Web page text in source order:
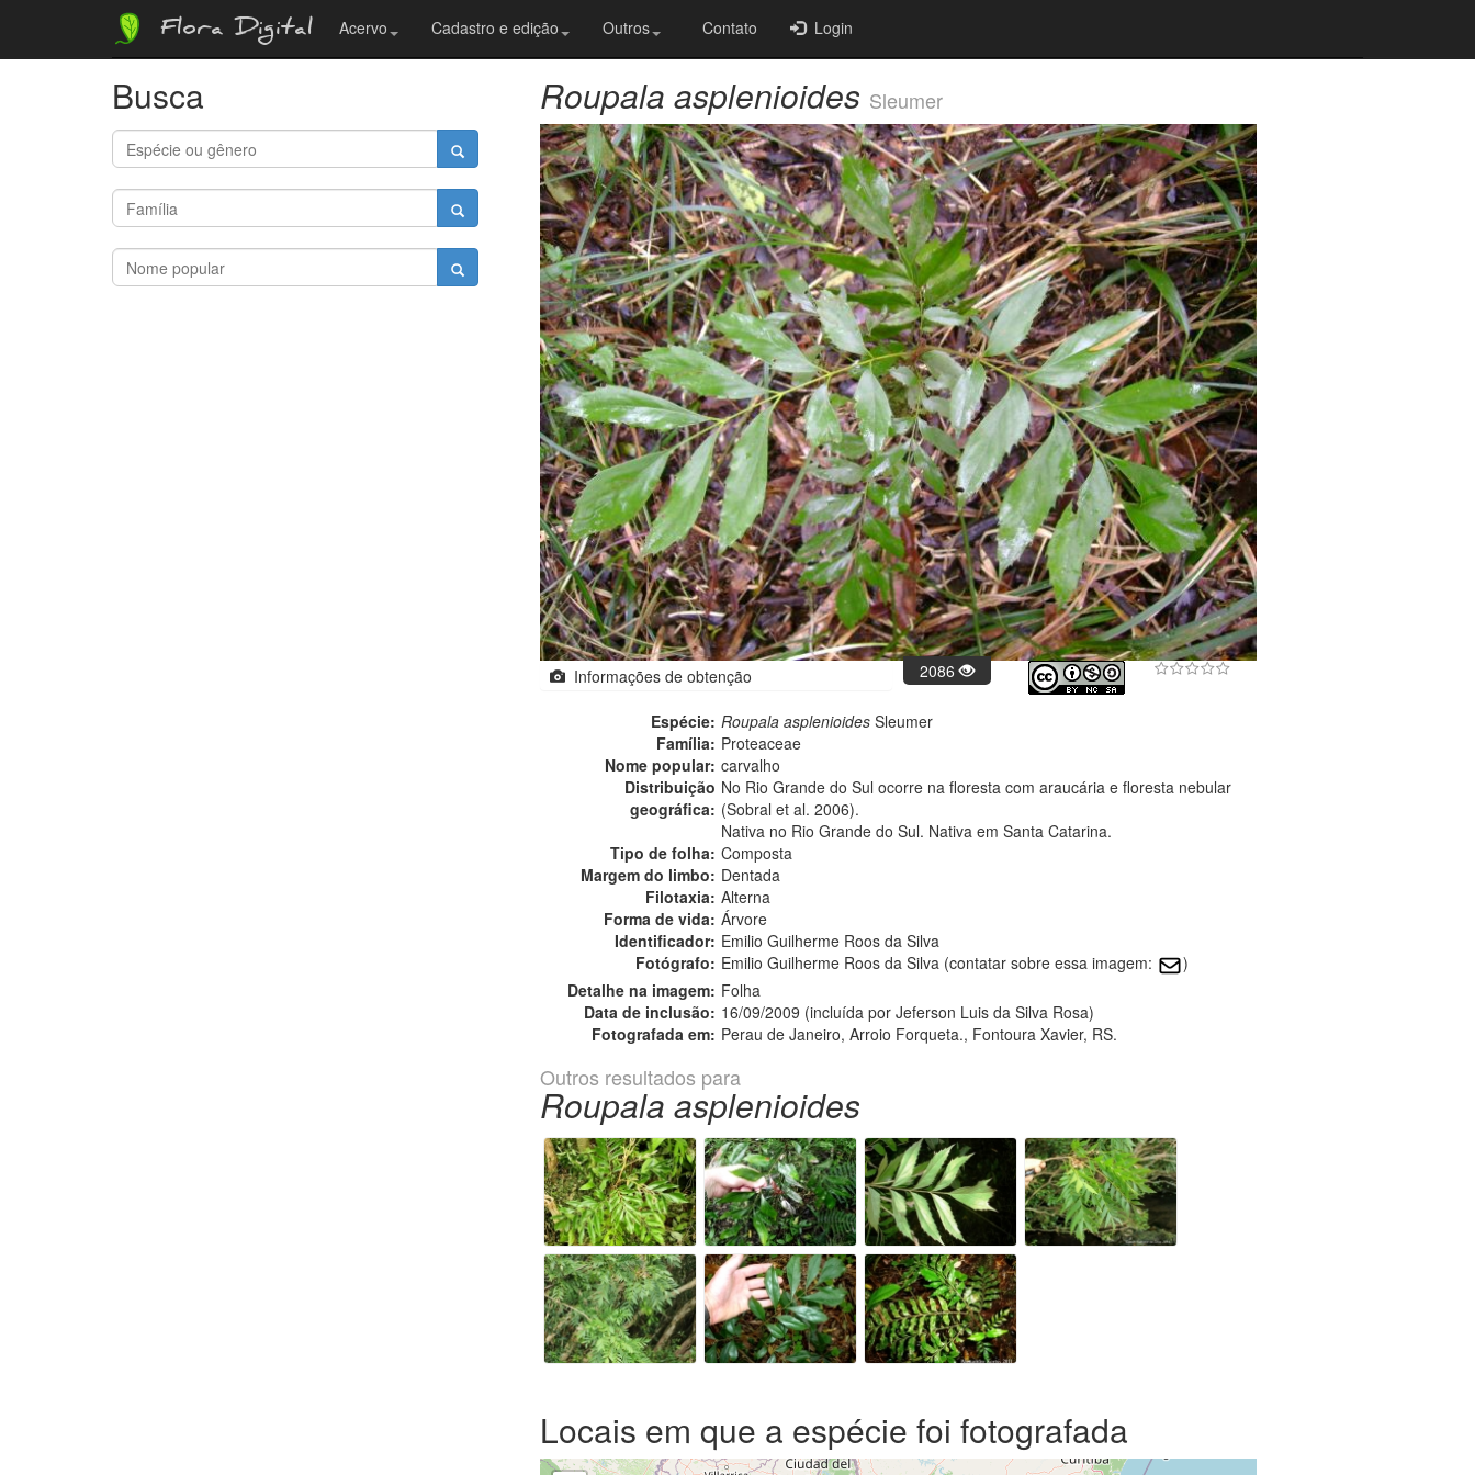
Flora Digital Acervo Cadastro e edição Outros Contato Login
Busca Roupala asplenioides Sleumer
Informações de obtenção 2086
Espécie: Roupala asplenioides Sleumer
Família: Proteaceae
Nome popular: carvalho
Distribuição
geográfica:
No Rio Grande do Sul ocorre na floresta com araucária e floresta nebular
(Sobral et al. 2006).
Nativa no Rio Grande do Sul. Nativa em Santa Catarina.
Tipo de folha: Composta
Margem do limbo: Dentada
Filotaxia: Alterna
Forma de vida: Árvore
Identificador: Emilio Guilherme Roos da Silva
Fotógrafo: Emilio Guilherme Roos da Silva (contatar sobre essa imagem:
)
Detalhe na imagem: Folha
Data de inclusão: 16/09/2009 (incluída por Jeferson Luis da Silva Rosa)
Fotografada em: Perau de Janeiro, Arroio Forqueta., Fontoura Xavier, RS.
Outros resultados para
Roupala asplenioides
Locais em que a espécie foi fotografada